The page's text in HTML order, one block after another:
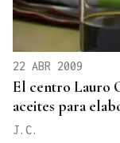
22 ABR 2009
El centro Lauro
aceites para
J.C.